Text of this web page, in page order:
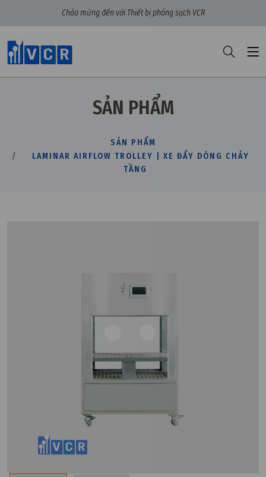
Chào mừng đến với Thiết bị phòng sạch VCR
SẢN PHẨM
SẢN PHẨM
LAMINAR AIRFLOW TROLLEY | XE ĐẨY DÒNG CHẢY
TẦNG